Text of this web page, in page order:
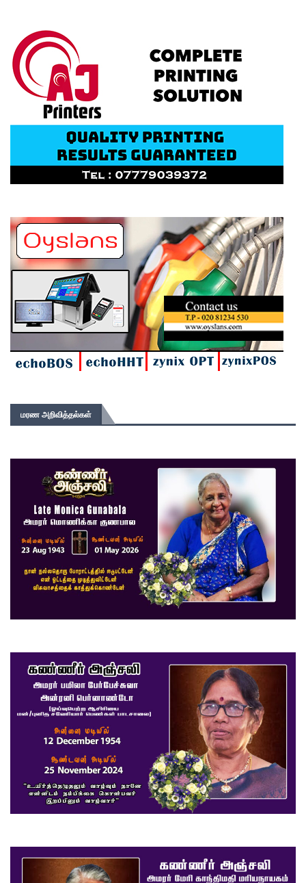
மரண அறிவித்தல்கள்